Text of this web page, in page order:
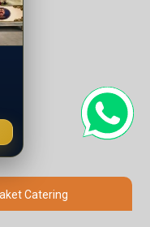
Catering